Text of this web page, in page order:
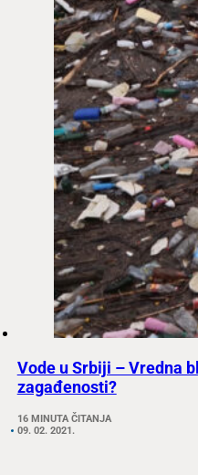
Vode u Srbiji – Vredna
zagađenosti?
16 MINUTA ČITANJA
09. 02. 2021.